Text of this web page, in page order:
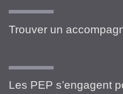
Trouver un
Les PEP s’engagent